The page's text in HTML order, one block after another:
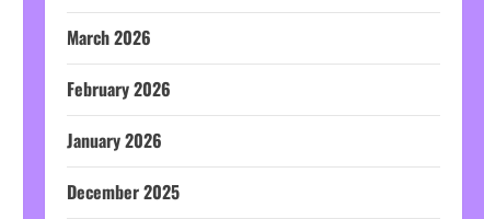
March 2026
February 2026
January 2026
December 2025